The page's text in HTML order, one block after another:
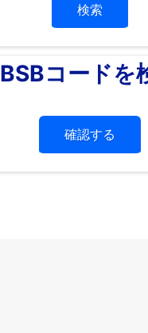
検索
BSBコードを
確認する